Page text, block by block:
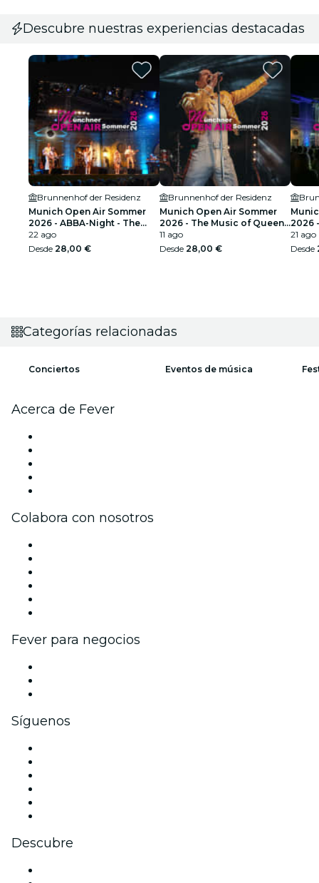
Descubre nuestras experiencias destacadas
Brunnenhof der Residenz
Munich Open Air Sommer
2026 - ABBA-Night - The
Tribute Concert
22 ago
Desde 28,00 €
Brunnenhof der Residenz
Munich Open Air Sommer
2026 - The Music of Queen
en Vivo
11 ago
Desde 28,00 €
2026
21 ago
Desde
Categorías relacionadas
Conciertos Eventos de música
Acerca de Fever
Colabora con nosotros
Fever para negocios
Síguenos
Descubre